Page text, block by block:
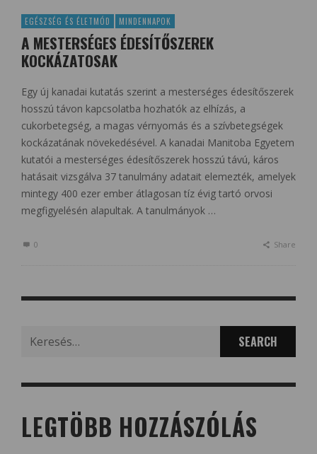
EGÉSZSÉG ÉS ÉLETMÓD MINDENNAPOK
A MESTERSÉGES ÉDESÍTŐSZEREK
KOCKÁZATOSAK
Egy új kanadai kutatás szerint a mesterséges édesítőszerek
hosszú távon kapcsolatba hozhatók az elhízás, a
cukorbetegség, a magas vérnyomás és a szívbetegségek
kockázatának növekedésével. A kanadai Manitoba Egyetem
kutatói a mesterséges édesítőszerek hosszú távú, káros
hatásait vizsgálva 37 tanulmány adatait elemezték, amelyek
mintegy 400 ezer ember átlagosan tíz évig tartó orvosi
megfigyelésén alapultak. A tanulmányok …
0 Share
LEGTÖBB HOZZÁSZÓLÁS